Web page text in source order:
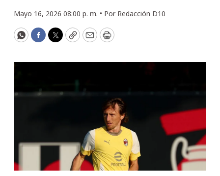
Mayo 16, 2026 08:00 p. m. • Por Redacción D10
WhatsApp
Facebook
Twitter
CopyEmailPrint